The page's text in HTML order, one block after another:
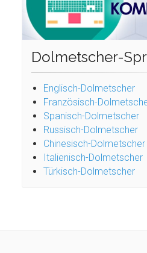
Dolmetscher-
Englisch-Dolmetscher
Französisch-
Spanisch-Dolmetscher
Russisch-Dolmetscher
Chinesisch-Dolmetscher
Italienisch-Dolmetscher
Türkisch-Dolmetscher